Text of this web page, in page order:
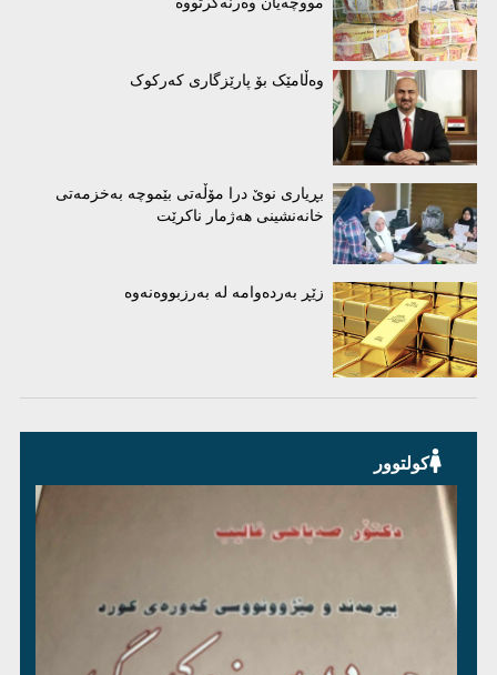
وەڵامێک بۆ پارێزگاری کەرکوک
بڕیاری نوێ درا مۆڵەتی بێموچە بەخزمەتی
خانەنشینی هەژمار ناکرێت
زێڕ بەردەوامە لە بەرزبووەنەوە
کولتوور